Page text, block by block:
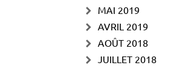
MAI 2019
AVRIL 2019
AOÛT 2018
JUILLET 2018